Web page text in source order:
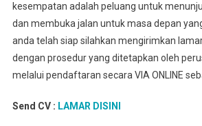
kesempatan adalah peluang untuk
dan membuka jalan untuk masa depan
anda telah siap silahkan mengirimkan
dengan prosedur yang ditetapkan oleh
melalui pendaftaran secara VIA ONLINE
Send CV : LAMAR DISINI